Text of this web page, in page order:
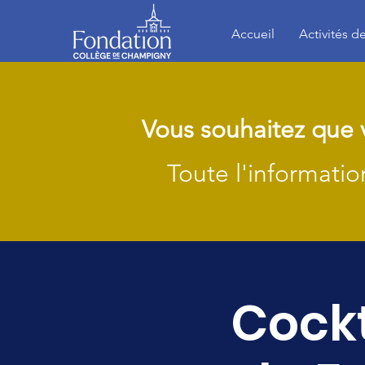
Accueil Activités
Vous souhaitez
Toute